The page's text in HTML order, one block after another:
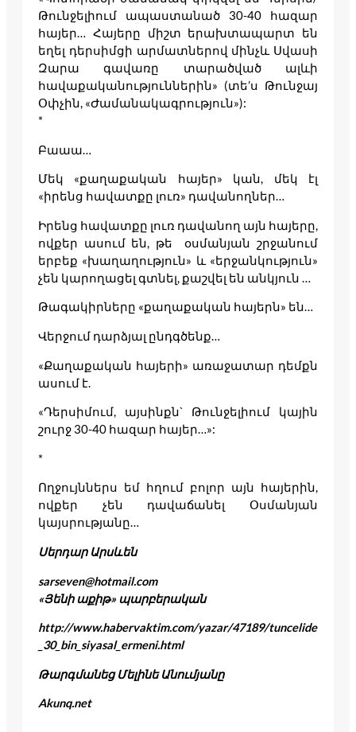
Թունջելիում ապաստանած 30-40 հազար
հայեր… Հայերը միշտ երախտապարտ են
եղել դերսիմցի արմատներով մինչև Սվասի
Զարա գավառը տարածված ալևի
հավաքականություններին» (տե’ս Թունջայ
Օփչին, «Ժամանակագրություն»):
*
Բաաա…
Մեկ «քաղաքական հայեր» կան, մեկ էլ
«իրենց հավատքը լուռ» դավանողներ…
Իրենց հավատքը լուռ դավանող այն հայերը,
ովքեր ասում են, թե օսմանյան շրջանում
երբեք «խաղաղություն» և «երջանկություն»
չեն կարողացել գտնել, քաշվել են անկյուն …
Թագակիրները «քաղաքական հայերն» են…
Վերջում դարձյալ ընդգծենք…
«Քաղաքական հայերի» առաջատար դեմքն
ասում է.
«Դերսիմում, այսինքն` Թունջելիում կային
շուրջ 30-40 հազար հայեր…»:
*
Ողջույններս եմ հղում բոլոր այն հայերին,
ովքեր չեն դավաճանել Օսմանյան
կայսրությանը…
Սերդար Արսևեն
sarseven@hotmail.com
«Յենի աքիթ» պարբերական
http://www.habervaktim.com/yazar/47189/tuncelide
_30_bin_siyasal_ermeni.html
Թարգմանեց Մելինե Անումյանը
Akunq.net